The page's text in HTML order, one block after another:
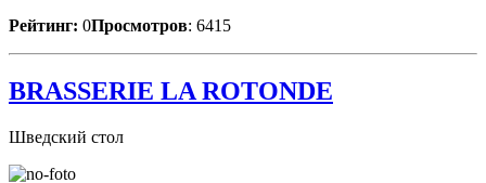
Рейтинг: 0Просмотров: 6415
BRASSERIE LA ROTONDE
Шведский стол